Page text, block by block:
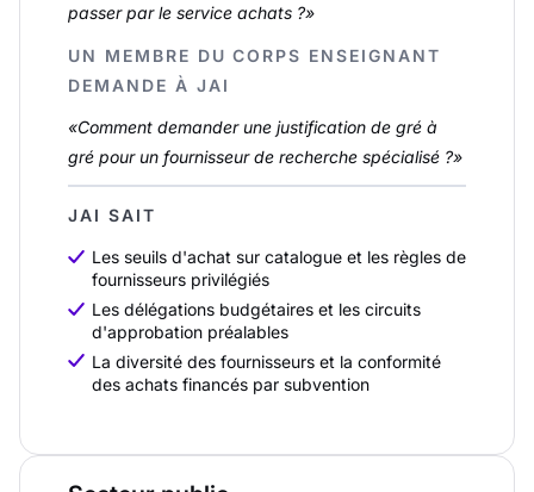
passer par le service achats ?»
UN MEMBRE DU CORPS ENSEIGNANT
DEMANDE À JAI
«Comment demander une justification de gré à
gré pour un fournisseur de recherche spécialisé ?»
JAI SAIT
Les seuils d'achat sur catalogue et les règles de
fournisseurs privilégiés
Les délégations budgétaires et les circuits
d'approbation préalables
La diversité des fournisseurs et la conformité
des achats financés par subvention